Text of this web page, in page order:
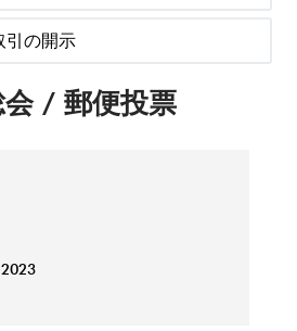
引の開示
/ 郵便投票